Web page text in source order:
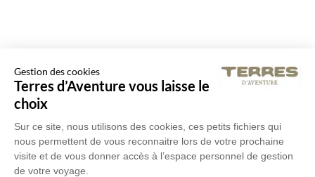
Gestion des cookies
Terres d’Aventure vous laisse le
choix
Sur ce site, nous utilisons des cookies, ces petits fichiers qui
nous permettent de vous reconnaitre lors de votre prochaine
visite et de vous donner accès à l’espace personnel de gestion
de votre voyage.